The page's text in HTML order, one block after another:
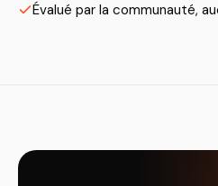
Évalué par la communauté,